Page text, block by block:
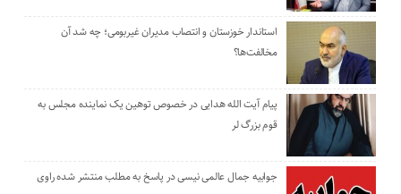
استاندار خوزستان و انتصاب مدیران غیربومی؛ چه شد آن
مخالفت‌ها؟
پیام آیت الله هدایی در خصوص توهین یک نماینده مجلس به
قوم بزرگ لر
جوابیه جمال عالمی نیسی در پاسخ به مطلب منتشر شده راوی